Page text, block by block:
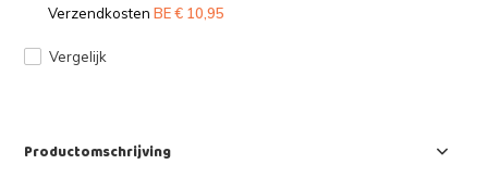
VerzendkostenBE € 10,95
Vergelijk
Productomschrijving